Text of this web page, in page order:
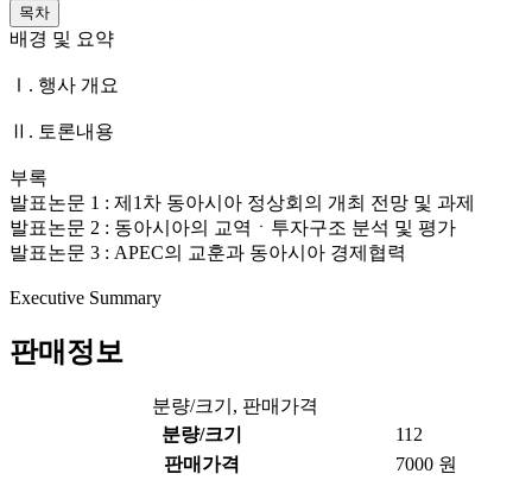
목차
배경 및 요약
Ⅰ. 행사 개요
Ⅱ. 토론내용
부록
발표논문 1 : 제1차 동아시아 정상회의 개최 전망 및 과제
발표논문 2 : 동아시아의 교역ㆍ투자구조 분석 및 평가
발표논문 3 : APEC의 교훈과 동아시아 경제협력
Executive Summary
판매정보
분량/크기, 판매가격
분량/크기
112
판매가격
7000 원